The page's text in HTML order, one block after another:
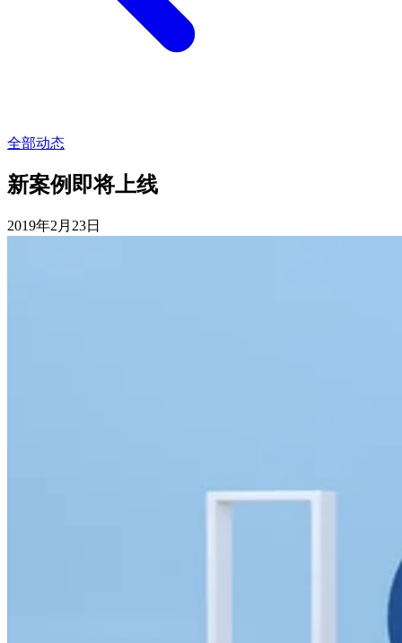
全部动态
新案例即将上线
2019年2月23日